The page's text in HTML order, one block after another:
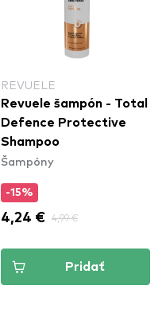
REVUELE
Revuele šampón - Total
Defence Protective
Shampoo
Šampóny
-15%
4,24 € 4,99 €
Pridať